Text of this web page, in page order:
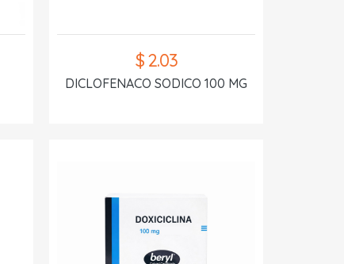
$ 2.03
DICLOFENACO SODICO 100 MG